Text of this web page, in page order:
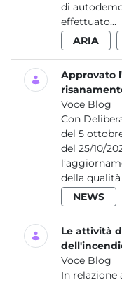
di
effettuato...
ARIA
Approvato
Voce Blog
Con
del 5
del 25/10/
della qualità
NEWS
Le attività
Voce Blog
In relazione